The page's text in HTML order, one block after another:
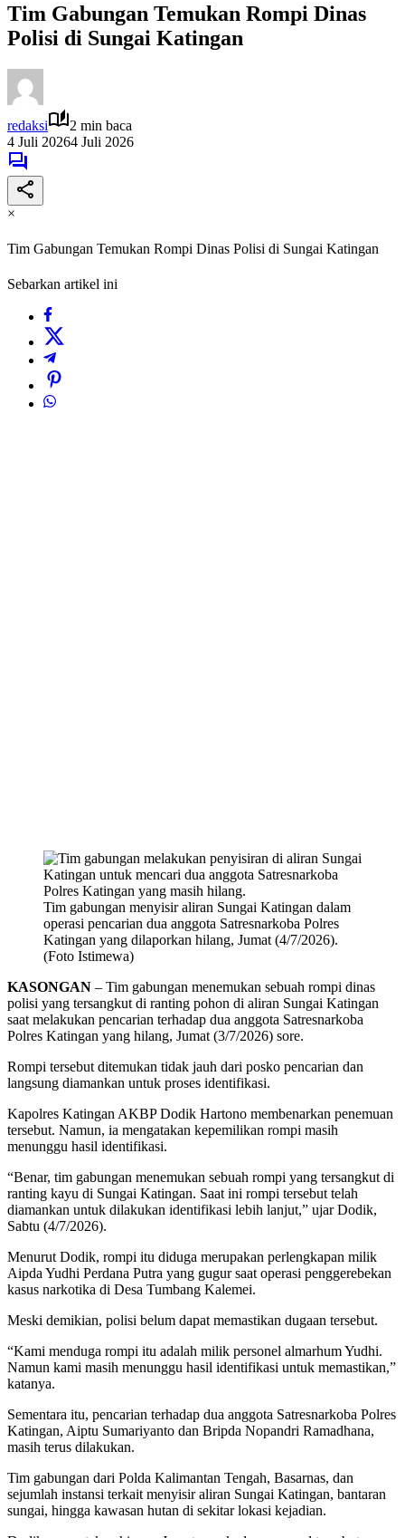
Tim Gabungan Temukan Rompi Dinas
Polisi di Sungai Katingan
redaksi
2 min baca
4 Juli 20264 Juli 2026
×
Tim Gabungan Temukan Rompi Dinas Polisi di Sungai Katingan
Sebarkan artikel ini
Tim gabungan menyisir aliran Sungai Katingan dalam
operasi pencarian dua anggota Satresnarkoba Polres
Katingan yang dilaporkan hilang, Jumat (4/7/2026).
(Foto Istimewa)
KASONGAN – Tim gabungan menemukan sebuah rompi dinas
polisi yang tersangkut di ranting pohon di aliran Sungai Katingan
saat melakukan pencarian terhadap dua anggota Satresnarkoba
Polres Katingan yang hilang, Jumat (3/7/2026) sore.
Rompi tersebut ditemukan tidak jauh dari posko pencarian dan
langsung diamankan untuk proses identifikasi.
Kapolres Katingan AKBP Dodik Hartono membenarkan penemuan
tersebut. Namun, ia mengatakan kepemilikan rompi masih
menunggu hasil identifikasi.
“Benar, tim gabungan menemukan sebuah rompi yang tersangkut di
ranting kayu di Sungai Katingan. Saat ini rompi tersebut telah
diamankan untuk dilakukan identifikasi lebih lanjut,” ujar Dodik,
Sabtu (4/7/2026).
Menurut Dodik, rompi itu diduga merupakan perlengkapan milik
Aipda Yudhi Perdana Putra yang gugur saat operasi penggerebekan
kasus narkotika di Desa Tumbang Kalemei.
Meski demikian, polisi belum dapat memastikan dugaan tersebut.
“Kami menduga rompi itu adalah milik personel almarhum Yudhi.
Namun kami masih menunggu hasil identifikasi untuk memastikan,”
katanya.
Sementara itu, pencarian terhadap dua anggota Satresnarkoba Polres
Katingan, Aiptu Sumariyanto dan Bripda Nopandri Ramadhana,
masih terus dilakukan.
Tim gabungan dari Polda Kalimantan Tengah, Basarnas, dan
sejumlah instansi terkait menyisir aliran Sungai Katingan, bantaran
sungai, hingga kawasan hutan di sekitar lokasi kejadian.